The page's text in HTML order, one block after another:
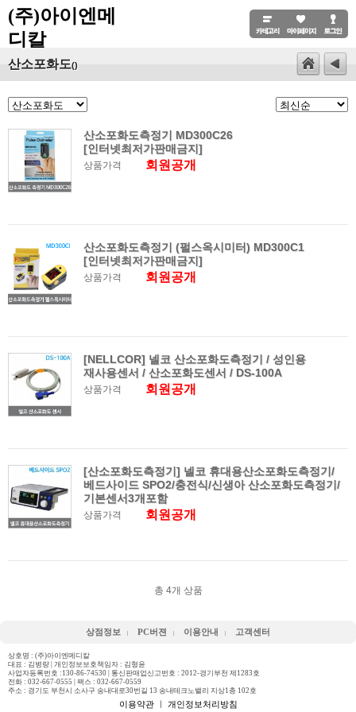
(주)아이엔메
디칼
산소포화도()
산소포화도측정기 MD300C26
[인터넷최저가판매금지]
상품가격 회원공개
산소포화도측정기 (펄스옥시미터) MD300C1
[인터넷최저가판매금지]
상품가격 회원공개
[NELLCOR] 넬코 산소포화도측정기 / 성인용
재사용센서 / 산소포화도센서 / DS-100A
상품가격 회원공개
[산소포화도측정기] 넬코 휴대용산소포화도측정기/
베드사이드 SPO2/충전식/신생아 산소포화도측정기/
기본센서3개포함
상품가격 회원공개
총 4개 상품
상점정보 PC버젼 이용안내 고객센터
상호명 : (주)아이엔메디칼
대표 : 김병량 | 개인정보보호책임자 : 김형윤
사업자등록번호 :130-86-74530 | 통신판매업신고번호 : 2012-경기부천 제1283호
전화 : 032-667-0555 | 팩스 : 032-667-0559
주소 : 경기도 부천시 소사구 송내대로30번길 13 송내테크노밸리 지상1층 102호
이용약관ㅣ 개인정보처리방침